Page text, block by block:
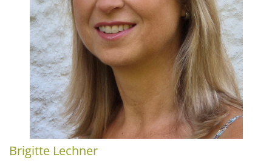
Brigitte Lechner